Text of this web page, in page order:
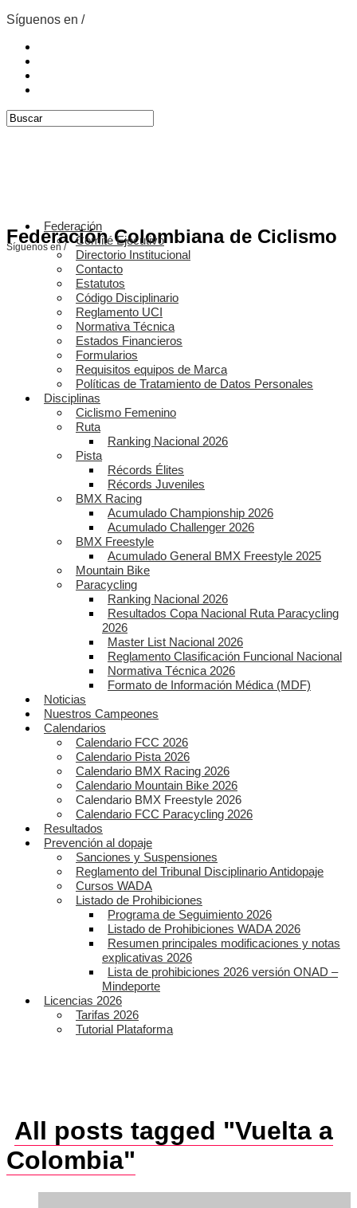
Síguenos en /
Federación Colombiana de Ciclismo
Síguenos en /
Federación
Comité Ejecutivo
Directorio Institucional
Contacto
Estatutos
Código Disciplinario
Reglamento UCI
Normativa Técnica
Estados Financieros
Formularios
Requisitos equipos de Marca
Políticas de Tratamiento de Datos Personales
Disciplinas
Ciclismo Femenino
Ruta
Ranking Nacional 2026
Pista
Récords Élites
Récords Juveniles
BMX Racing
Acumulado Championship 2026
Acumulado Challenger 2026
BMX Freestyle
Acumulado General BMX Freestyle 2025
Mountain Bike
Paracycling
Ranking Nacional 2026
Resultados Copa Nacional Ruta Paracycling
2026
Master List Nacional 2026
Reglamento Clasificación Funcional Nacional
Normativa Técnica 2026
Formato de Información Médica (MDF)
Noticias
Nuestros Campeones
Calendarios
Calendario FCC 2026
Calendario Pista 2026
Calendario BMX Racing 2026
Calendario Mountain Bike 2026
Calendario BMX Freestyle 2026
Calendario FCC Paracycling 2026
Resultados
Prevención al dopaje
Sanciones y Suspensiones
Reglamento del Tribunal Disciplinario Antidopaje
Cursos WADA
Listado de Prohibiciones
Programa de Seguimiento 2026
Listado de Prohibiciones WADA 2026
Resumen principales modificaciones y notas
explicativas 2026
Lista de prohibiciones 2026 versión ONAD –
Mindeporte
Licencias 2026
Tarifas 2026
Tutorial Plataforma
All posts tagged "Vuelta a
Colombia"